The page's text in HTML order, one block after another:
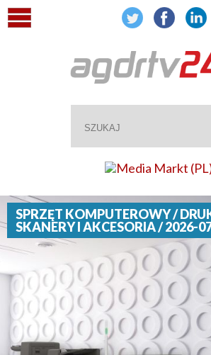
SPRZĘT KOMPUTEROWY /
SKANERY I AKCESORIA / 2026-